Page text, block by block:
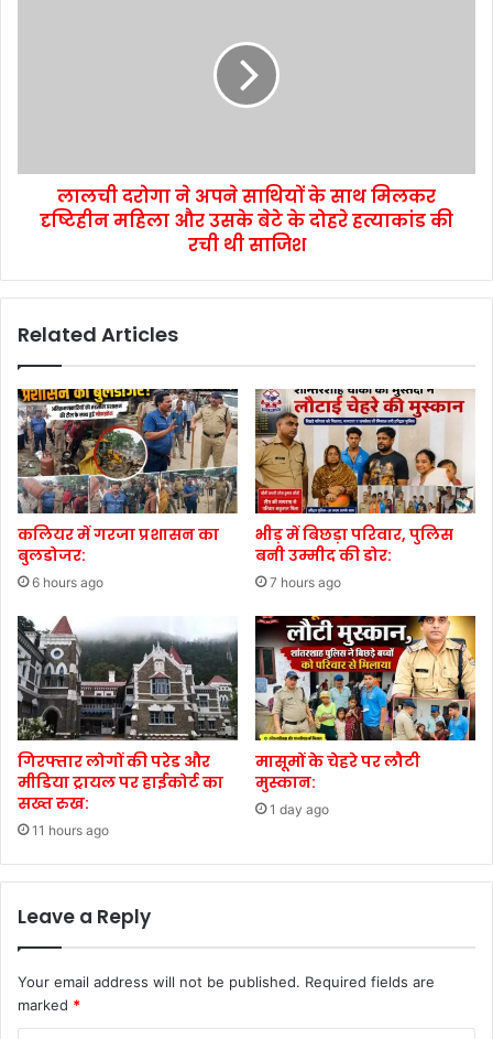
लालची दरोगा ने अपने साथियों के साथ मिलकर
दृष्टिहीन महिला और उसके बेटे के दोहरे हत्याकांड की
रची थी साजिश
Related Articles
कलियर में गरजा प्रशासन का
बुलडोजर:
6 hours ago
भीड़ में बिछड़ा परिवार, पुलिस
बनी उम्मीद की डोर:
7 hours ago
गिरफ्तार लोगों की परेड और
मीडिया ट्रायल पर हाईकोर्ट का
सख्त रुख:
11 hours ago
मासूमों के चेहरे पर लौटी
मुस्कान:
1 day ago
Leave a Reply
Your email address will not be published. Required fields are
marked *